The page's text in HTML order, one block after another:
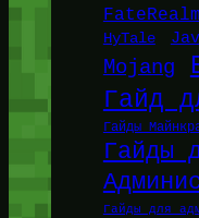
FateRealm
HyTale
Mojang
Гайд
Гайды
Гайды
Гайды для